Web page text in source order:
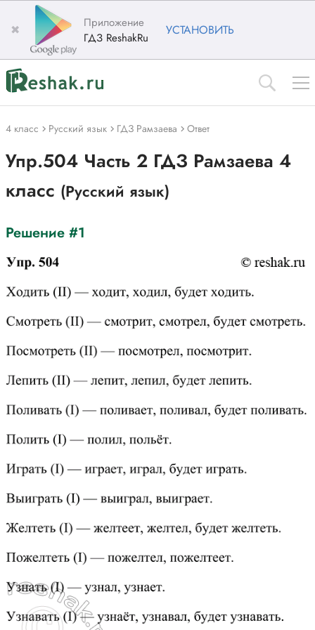
✖
Приложение
ГДЗ ReshakRu
УСТАНОВИТЬ
4 класс Русский язык ГДЗ Рамзаева Ответ
Упр.504 Часть 2 ГДЗ Рамзаева 4
класс (Русский язык)
Решение #1